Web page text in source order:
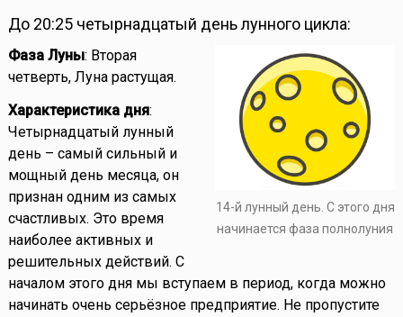
До 20:25 четырнадцатый день лунного цикла:
14-й лунный день. С этого дня
начинается фаза полнолуния
Фаза Луны: Вторая
четверть, Луна растущая.
Характеристика дня:
Четырнадцатый лунный
день – самый сильный и
мощный день месяца, он
признан одним из самых
счастливых. Это время
наиболее активных и
решительных действий. С
началом этого дня мы вступаем в период, когда можно
начинать очень серьёзное предприятие. Не пропустите